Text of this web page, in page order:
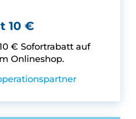
-
10 €
€ Sofortrabatt auf
Onlineshop.